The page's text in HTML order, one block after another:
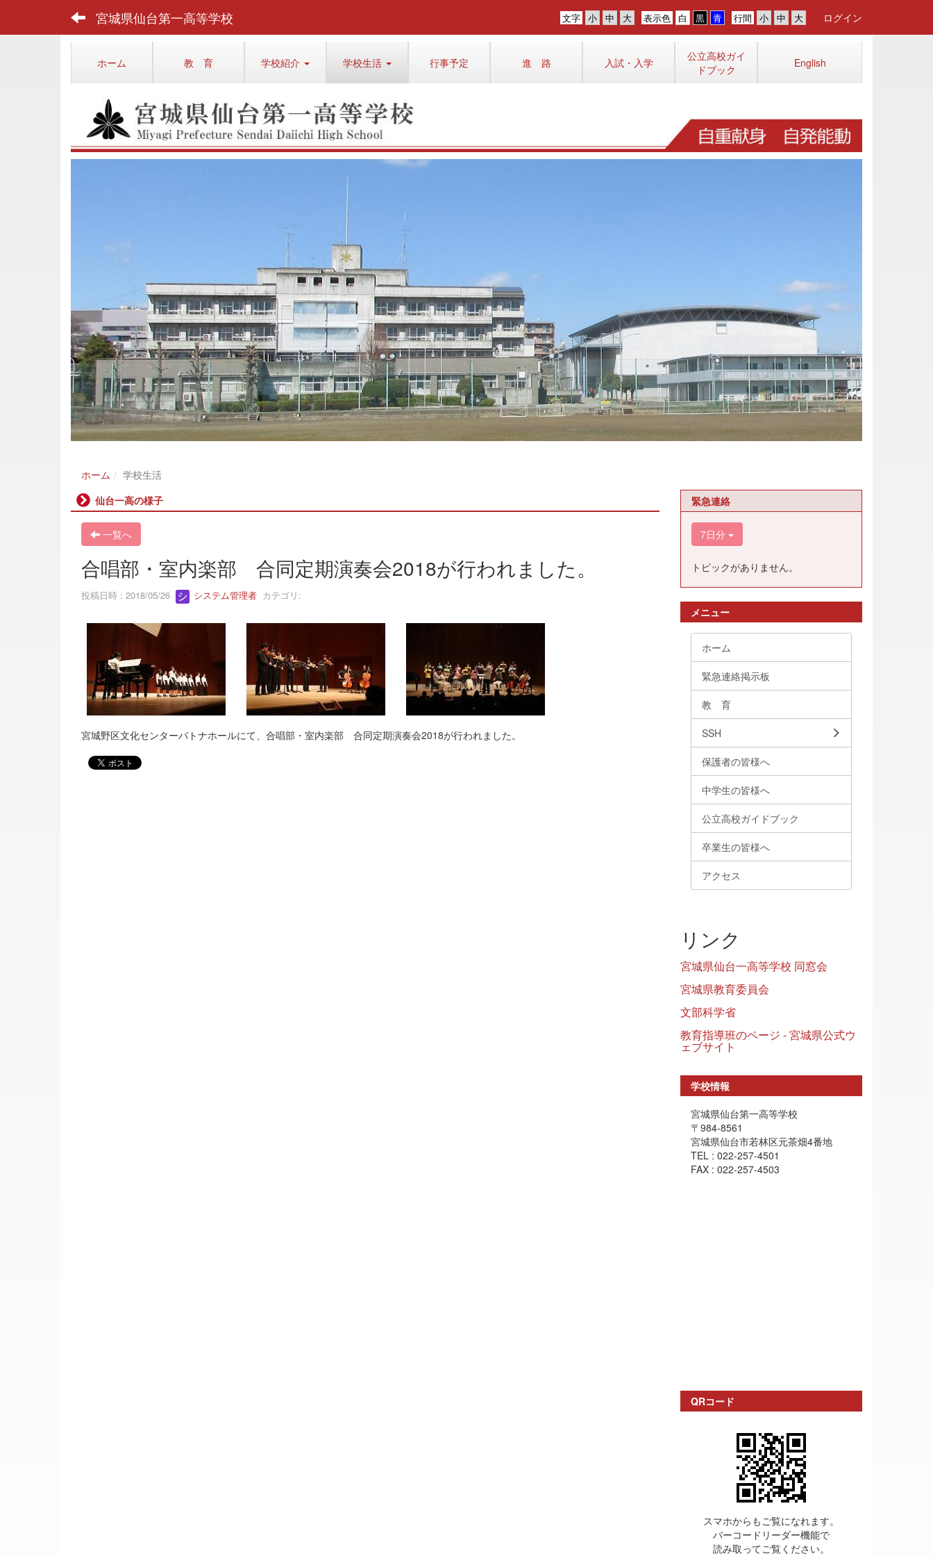
宮城県仙台第一高等学校 行間
表示色
文字 ログイン
ホーム 教 育 学校紹介 学校生活 行事予定 進 路 入試・入学
公立高校ガイ
ドブック
English
ホーム
学校生活
仙台一高の様子
一覧へ
合唱部・室内楽部 合同定期演奏会2018が行われました。
投稿日時 : 2018/05/26 システム管理者 カテゴリ:
宮城野区文化センターパトナホールにて、合唱部・室内楽部 合同定期演奏会2018が行われました。
緊急連絡
7日分
トピックがありません。
メニュー
ホーム
緊急連絡掲示板
教 育
SSH
保護者の皆様へ
中学生の皆様へ
公立高校ガイドブック
卒業生の皆様へ
アクセス
リンク
宮城県仙台一高等学校 同窓会
宮城県教育委員会
文部科学省
教育指導班のページ - 宮城県公式ウ
ェブサイト
学校情報
宮城県仙台第一高等学校
〒984-8561
宮城県仙台市若林区元茶畑4番地
TEL : 022-257-4501
FAX : 022-257-4503
QRコード
スマホからもご覧になれます。
バーコードリーダー機能で
読み取ってご覧ください。